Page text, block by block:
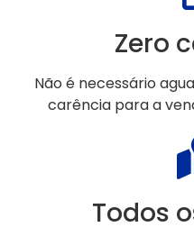
Zero
Não é necessário
carência para a
Todos